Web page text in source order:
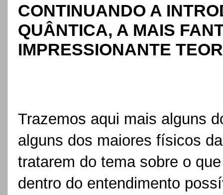
CONTINUANDO A
QUÂNTICA, A MAIS
IMPRESSIONANTE
Trazemos aqui mais alguns
alguns dos maiores físicos
tratarem do tema sobre o
dentro do entendimento